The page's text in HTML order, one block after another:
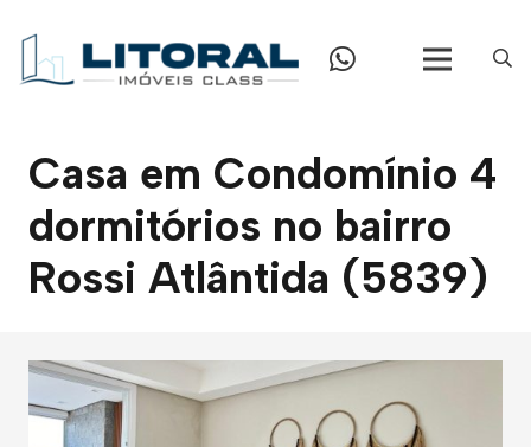
Casa em Condomínio 4
dormitórios no bairro
Rossi Atlântida (5839)